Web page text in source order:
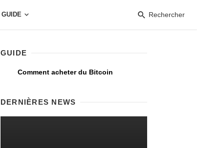
GUIDE Rechercher
GUIDE
Comment acheter du Bitcoin
DERNIÈRES NEWS